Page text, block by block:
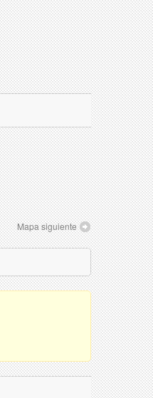
Mapa siguiente